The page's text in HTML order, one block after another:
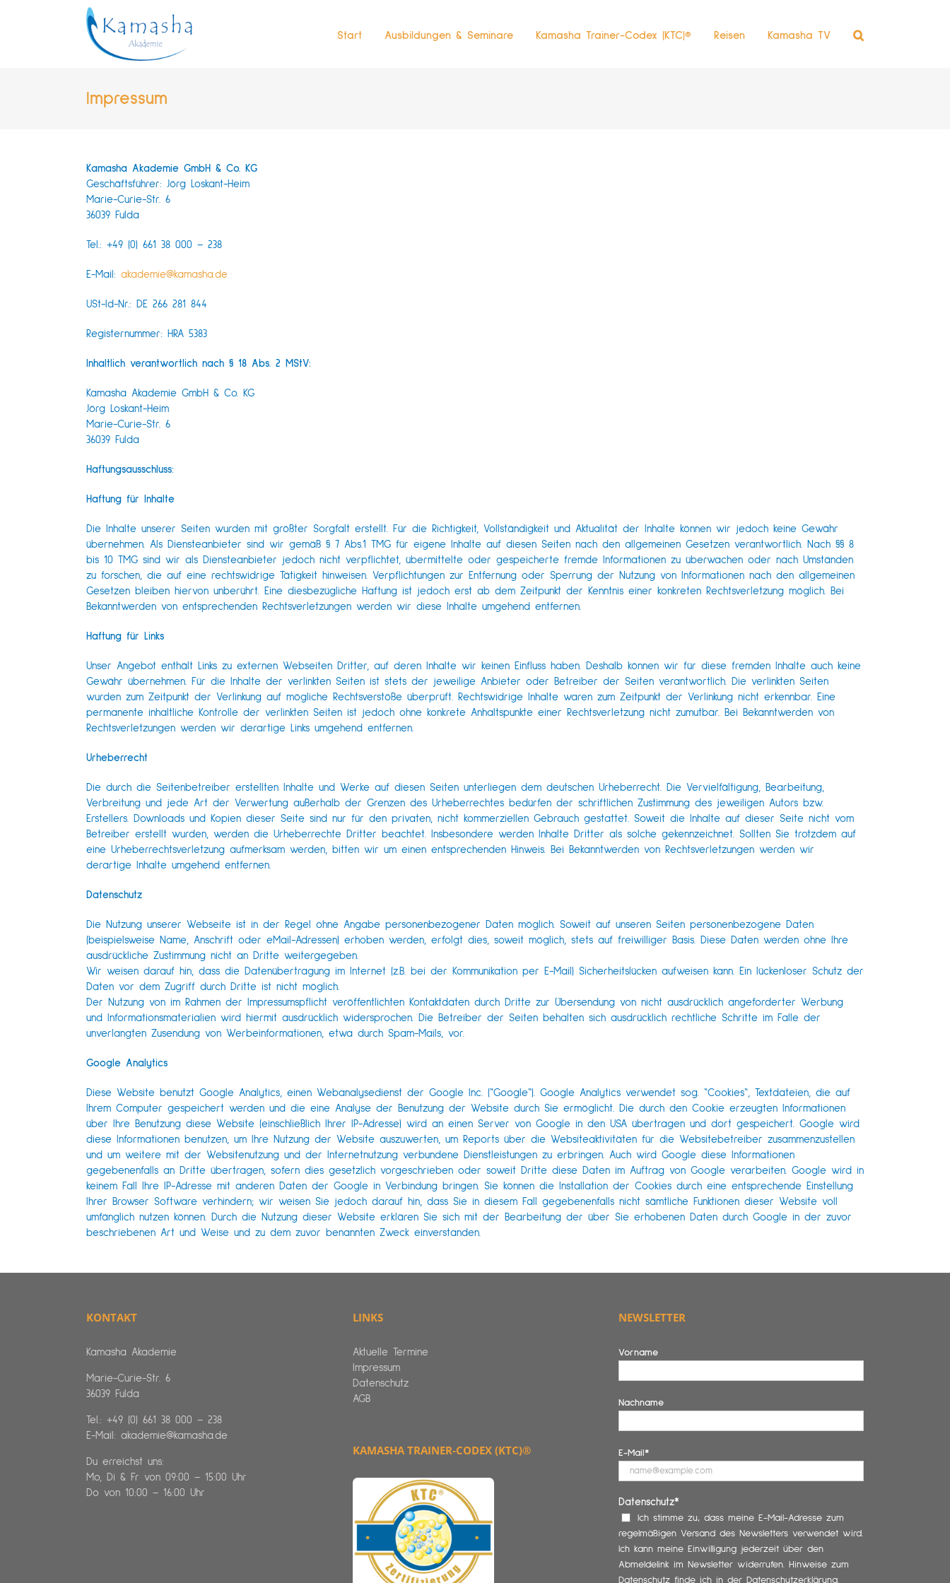
Start Ausbildungen & Seminare Kamasha Trainer-Codex (KTC)® Reisen Kamasha TV
Impressum
Kamasha Akademie GmbH & Co. KG
Geschäftsführer: Jörg Loskant-Heim
Marie-Curie-Str. 6
36039 Fulda
Tel.: +49 (0) 661 38 000 – 238
E-Mail: akademie@kamasha.de
USt-Id-Nr.: DE 266 281 844
Registernummer: HRA 5383
Inhaltlich verantwortlich nach § 18 Abs. 2 MStV:
Kamasha Akademie GmbH & Co. KG
Jörg Loskant-Heim
Marie-Curie-Str. 6
36039 Fulda
Haftungsausschluss:
Haftung für Inhalte
Die Inhalte unserer Seiten wurden mit größter Sorgfalt erstellt. Für die Richtigkeit, Vollständigkeit und Aktualität der Inhalte können wir jedoch keine Gewähr
übernehmen. Als Diensteanbieter sind wir gemäß § 7 Abs.1 TMG für eigene Inhalte auf diesen Seiten nach den allgemeinen Gesetzen verantwortlich. Nach §§ 8
bis 10 TMG sind wir als Diensteanbieter jedoch nicht verpflichtet, übermittelte oder gespeicherte fremde Informationen zu überwachen oder nach Umständen
zu forschen, die auf eine rechtswidrige Tätigkeit hinweisen. Verpflichtungen zur Entfernung oder Sperrung der Nutzung von Informationen nach den allgemeinen
Gesetzen bleiben hiervon unberührt. Eine diesbezügliche Haftung ist jedoch erst ab dem Zeitpunkt der Kenntnis einer konkreten Rechtsverletzung möglich. Bei
Bekanntwerden von entsprechenden Rechtsverletzungen werden wir diese Inhalte umgehend entfernen.
Haftung für Links
Unser Angebot enthält Links zu externen Webseiten Dritter, auf deren Inhalte wir keinen Einfluss haben. Deshalb können wir für diese fremden Inhalte auch keine
Gewähr übernehmen. Für die Inhalte der verlinkten Seiten ist stets der jeweilige Anbieter oder Betreiber der Seiten verantwortlich. Die verlinkten Seiten
wurden zum Zeitpunkt der Verlinkung auf mögliche Rechtsverstöße überprüft. Rechtswidrige Inhalte waren zum Zeitpunkt der Verlinkung nicht erkennbar. Eine
permanente inhaltliche Kontrolle der verlinkten Seiten ist jedoch ohne konkrete Anhaltspunkte einer Rechtsverletzung nicht zumutbar. Bei Bekanntwerden von
Rechtsverletzungen werden wir derartige Links umgehend entfernen.
Urheberrecht
Die durch die Seitenbetreiber erstellten Inhalte und Werke auf diesen Seiten unterliegen dem deutschen Urheberrecht. Die Vervielfältigung, Bearbeitung,
Verbreitung und jede Art der Verwertung außerhalb der Grenzen des Urheberrechtes bedürfen der schriftlichen Zustimmung des jeweiligen Autors bzw.
Erstellers. Downloads und Kopien dieser Seite sind nur für den privaten, nicht kommerziellen Gebrauch gestattet. Soweit die Inhalte auf dieser Seite nicht vom
Betreiber erstellt wurden, werden die Urheberrechte Dritter beachtet. Insbesondere werden Inhalte Dritter als solche gekennzeichnet. Sollten Sie trotzdem auf
eine Urheberrechtsverletzung aufmerksam werden, bitten wir um einen entsprechenden Hinweis. Bei Bekanntwerden von Rechtsverletzungen werden wir
derartige Inhalte umgehend entfernen.
Datenschutz
Die Nutzung unserer Webseite ist in der Regel ohne Angabe personenbezogener Daten möglich. Soweit auf unseren Seiten personenbezogene Daten
(beispielsweise Name, Anschrift oder eMail-Adressen) erhoben werden, erfolgt dies, soweit möglich, stets auf freiwilliger Basis. Diese Daten werden ohne Ihre
ausdrückliche Zustimmung nicht an Dritte weitergegeben.
Wir weisen darauf hin, dass die Datenübertragung im Internet (z.B. bei der Kommunikation per E-Mail) Sicherheitslücken aufweisen kann. Ein lückenloser Schutz der
Daten vor dem Zugriff durch Dritte ist nicht möglich.
Der Nutzung von im Rahmen der Impressumspflicht veröffentlichten Kontaktdaten durch Dritte zur Übersendung von nicht ausdrücklich angeforderter Werbung
und Informationsmaterialien wird hiermit ausdrücklich widersprochen. Die Betreiber der Seiten behalten sich ausdrücklich rechtliche Schritte im Falle der
unverlangten Zusendung von Werbeinformationen, etwa durch Spam-Mails, vor.
Google Analytics
Diese Website benutzt Google Analytics, einen Webanalysedienst der Google Inc. (“Google“). Google Analytics verwendet sog. “Cookies“, Textdateien, die auf
Ihrem Computer gespeichert werden und die eine Analyse der Benutzung der Website durch Sie ermöglicht. Die durch den Cookie erzeugten Informationen
über Ihre Benutzung diese Website (einschließlich Ihrer IP-Adresse) wird an einen Server von Google in den USA übertragen und dort gespeichert. Google wird
diese Informationen benutzen, um Ihre Nutzung der Website auszuwerten, um Reports über die Websiteaktivitäten für die Websitebetreiber zusammenzustellen
und um weitere mit der Websitenutzung und der Internetnutzung verbundene Dienstleistungen zu erbringen. Auch wird Google diese Informationen
gegebenenfalls an Dritte übertragen, sofern dies gesetzlich vorgeschrieben oder soweit Dritte diese Daten im Auftrag von Google verarbeiten. Google wird in
keinem Fall Ihre IP-Adresse mit anderen Daten der Google in Verbindung bringen. Sie können die Installation der Cookies durch eine entsprechende Einstellung
Ihrer Browser Software verhindern; wir weisen Sie jedoch darauf hin, dass Sie in diesem Fall gegebenenfalls nicht sämtliche Funktionen dieser Website voll
umfänglich nutzen können. Durch die Nutzung dieser Website erklären Sie sich mit der Bearbeitung der über Sie erhobenen Daten durch Google in der zuvor
beschriebenen Art und Weise und zu dem zuvor benannten Zweck einverstanden.
KONTAKT
Kamasha Akademie
Marie-Curie-Str. 6
36039 Fulda
Tel.: +49 (0) 661 38 000 – 238
E-Mail: akademie@kamasha.de
Du erreichst uns:
Mo, Di & Fr von 09:00 – 15:00 Uhr
Do von 10:00 – 16:00 Uhr
LINKS
Aktuelle Termine
Impressum
Datenschutz
AGB
KAMASHA TRAINER-CODEX (KTC)®
NEWSLETTER
Vorname
Nachname
E-Mail*
Datenschutz*
Ich stimme zu, dass meine E-Mail-Adresse zum
regelmäßigen Versand des Newsletters verwendet wird.
Ich kann meine Einwilligung jederzeit über den
Abmeldelink im Newsletter widerrufen. Hinweise zum
Datenschutz finde ich in der Datenschutzerklärung.